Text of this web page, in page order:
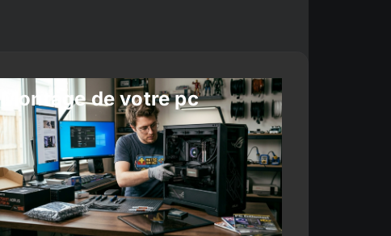
Montage de votre pc